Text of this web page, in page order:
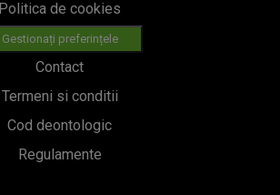
Politica de cookies
Gestionați preferințele
Contact
Termeni si conditii
Cod deontologic
Regulamente